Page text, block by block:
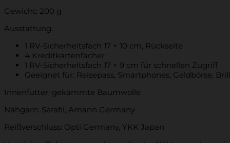
Gewicht: 200 g
Ausstattung:
1 RV-Sicherheitsfach 17 × 10 cm, Rückseite
4 Kreditkartenfächer
1 RV-Sicherheitsfach 17 × 9 cm für schnellen Zugriff
Geeignet für: Reisepass, Smartphones, Geldbörse,
Innenfutter: gekämmte Baumwolle
Nähgarn: Serafil, Amann Germany
Reißverschluss: Opti Germany, YKK Japan